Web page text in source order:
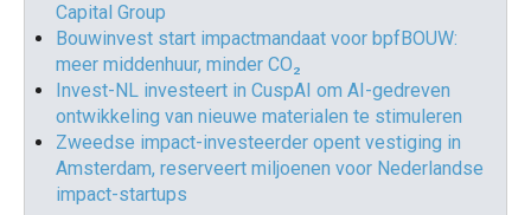
Capital Group
Bouwinvest start impactmandaat voor bpfBOUW:
meer middenhuur, minder CO₂
Invest-NL investeert in CuspAI om AI-gedreven
ontwikkeling van nieuwe materialen te stimuleren
Zweedse impact-investeerder opent vestiging in
Amsterdam, reserveert miljoenen voor Nederlandse
impact-startups